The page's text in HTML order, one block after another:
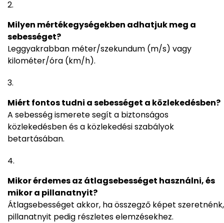
Milyen mértékegységekben adhatjuk meg a
sebességet?
Leggyakrabban méter/szekundum (m/s) vagy
kilométer/óra (km/h).
Miért fontos tudni a sebességet a közlekedésben?
A sebesség ismerete segít a biztonságos
közlekedésben és a közlekedési szabályok
betartásában.
Mikor érdemes az átlagsebességet használni, és
mikor a pillanatnyit?
Átlagsebességet akkor, ha összegző képet szeretnénk,
pillanatnyit pedig részletes elemzésekhez.